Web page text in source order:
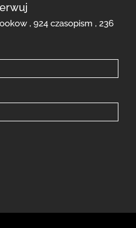
, 924 czasopism , 236